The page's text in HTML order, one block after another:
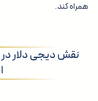
همراه کند.
نقش دیجی دلار